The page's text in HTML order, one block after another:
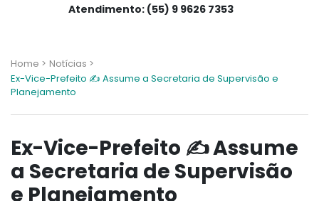
Atendimento: (55) 9 9626 7353
Home > Notícias >
Ex-Vice-Prefeito ✍️ Assume a Secretaria de Supervisão e
Planejamento
Ex-Vice-Prefeito ✍️ Assume
a Secretaria de Supervisão
e Planejamento